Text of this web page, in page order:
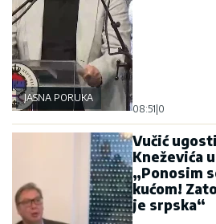
JASNA PORUKA
08:51 0
Vučić
Kneževića
„Ponosim
kućom!
je srpska“